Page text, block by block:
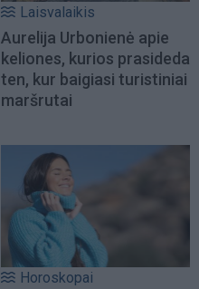
Laisvalaikis
Aurelija Urbonienė apie
keliones, kurios prasideda
ten, kur baigiasi turistiniai
maršrutai
Horoskopai